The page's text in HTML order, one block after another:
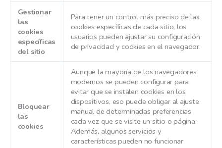
Gestionar
las
cookies
específicas
del sitio
Para tener un control más preciso de las
cookies específicas de cada sitio, los
usuarios pueden ajustar su configuración
de privacidad y cookies en el navegador.
Bloquear
las
cookies
Aunque la mayoría de los navegadores
modernos se pueden configurar para
evitar que se instalen cookies en los
dispositivos, eso puede obligar al ajuste
manual de determinadas preferencias
cada vez que se visite un sitio o página.
Además, algunos servicios y
características pueden no funcionar